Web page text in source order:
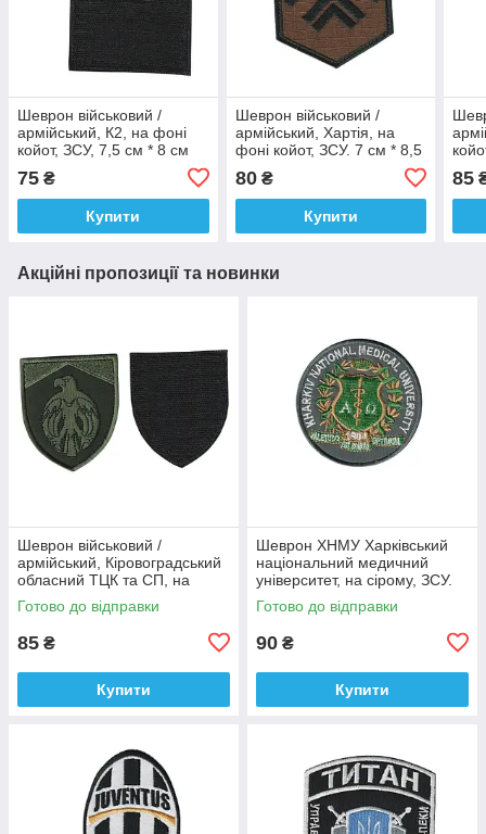
Шеврон військовий /
армійський, К2, на фоні
койот, ЗСУ, 7,5 см * 8 см
75 ₴
Купити
Шеврон військовий /
армійський, Хартія, на
фоні койот, ЗСУ. 7 см * 8,5
80₴
Купити
85
Акційні пропозиції та новинки
Шеврон військовий /
армійський, Кіровоградський
обласний ТЦК та СП, на
оливці ЗСУ.7 см * 8 см
Готово до відправки
85 ₴
Купити
Шеврон ХНМУ Харківський
національний медичний
університет, на сірому, ЗСУ.
діаметр 8,5 см
Готово до відправки
90 ₴
Купити